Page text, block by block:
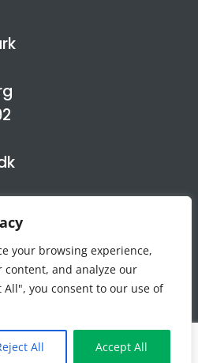
your browsing experience,
content, and analyze our
you consent to our use of
All Accept All